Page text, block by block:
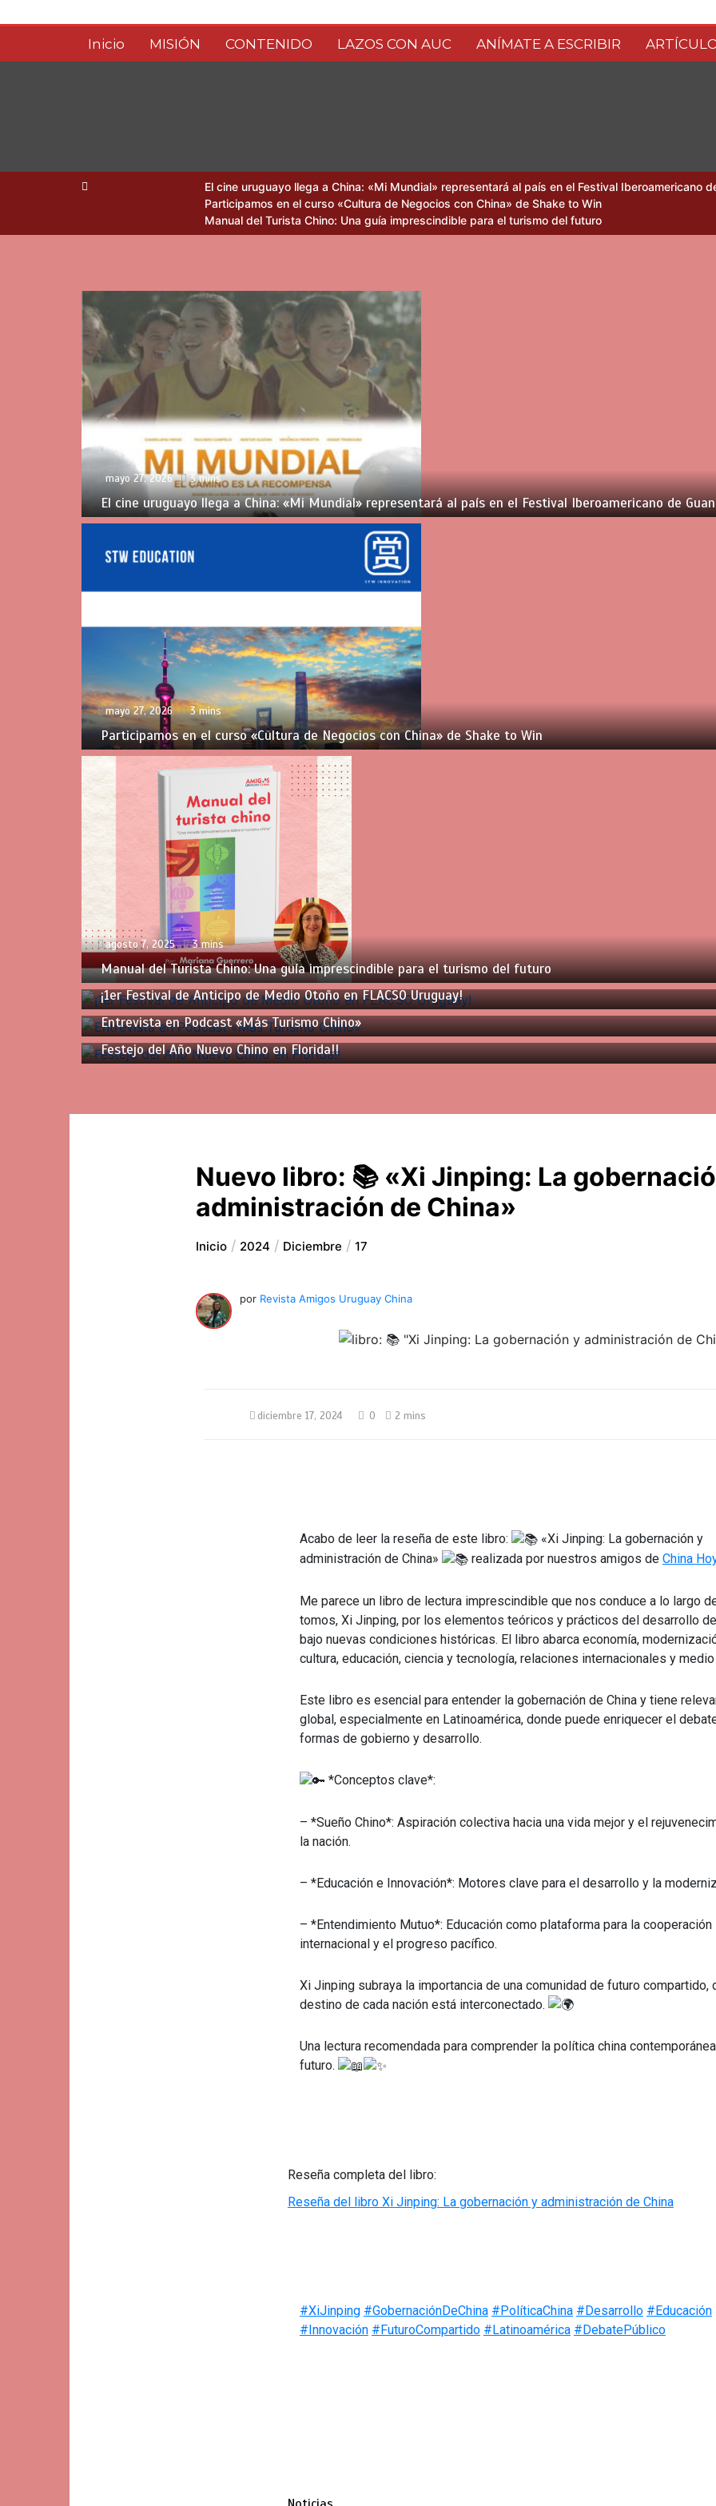
al
Inicio MISIÓN CONTENIDO LAZOS CON AUC ANÍMATE A ESCRIBIR
El cine uruguayo llega a China: «Mi Mundial» representará al país en el Festival Iberoamericano
Participamos en el curso «Cultura de Negocios con China» de Shake to Win
Manual del Turista Chino: Una guía imprescindible para el turismo del futuro
mayo 27, 2026 3 mins
El cine uruguayo llega a China: «Mi Mundial» representará al país en el Festival Iberoamericano de
mayo 27, 2026 3 mins
Participamos en el curso «Cultura de Negocios con China» de Shake to Win
agosto 7, 2025 3 mins
Manual del Turista Chino: Una guía imprescindible para el turismo del futuro
agosto 7, 2024 1 min
¡1er Festival de Anticipo de Medio Otoño en FLACSO Uruguay!
marzo 11, 2024 1 min
Entrevista en Podcast «Más Turismo Chino»
marzo 6, 2024 1 min
Festejo del Año Nuevo Chino en Florida!!
Nuevo libro: 📚 «Xi Jinping: La
administración de China»
Inicio 2024 Diciembre 17
por Revista Amigos Uruguay China
diciembre 17, 2024 0 2 mins
Acabo de leer la reseña de este libro:
«Xi Jinping: La gobernación y
administración de China»
realizada por nuestros amigos de China
Me parece un libro de lectura imprescindible que nos conduce a lo largo
tomos, Xi Jinping, por los elementos teóricos y prácticos del desarrollo
bajo nuevas condiciones históricas. El libro abarca economía,
cultura, educación, ciencia y tecnología, relaciones internacionales y
Este libro es esencial para entender la gobernación de China y tiene
global, especialmente en Latinoamérica, donde puede enriquecer el
formas de gobierno y desarrollo.
*Conceptos clave*:
– *Sueño Chino*: Aspiración colectiva hacia una vida mejor y el
la nación.
– *Educación e Innovación*: Motores clave para el desarrollo y la
– *Entendimiento Mutuo*: Educación como plataforma para la cooperación
internacional y el progreso pacífico.
Xi Jinping subraya la importancia de una comunidad de futuro compartido,
destino de cada nación está interconectado.
Una lectura recomendada para comprender la política china
futuro.
Reseña completa del libro:
Reseña del libro Xi Jinping: La gobernación y administración de China
#XiJinping #GobernaciónDeChina #PolíticaChina #Desarrollo #Educación
#Innovación #FuturoCompartido #Latinoamérica #DebatePúblico